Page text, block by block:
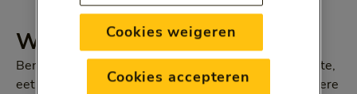
Wat u vergoed krijgt
Bent u te zwaar of juist te licht door bijvoorbeeld ziekte,
eetproblemen of een voedselallergie? Of heeft u andere
Cookies weigeren
Cookies accepteren